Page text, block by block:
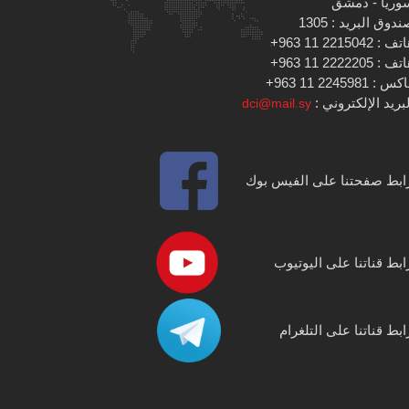
البريد : 1305
: 2215042 11 963+
: 2222205 11 963+
: 2245981 11 963+
الإلكتروني : dci@mail.sy
صفحتنا على الفيس بوك
قناتنا على اليوتيوب
قناتنا على التلغرام